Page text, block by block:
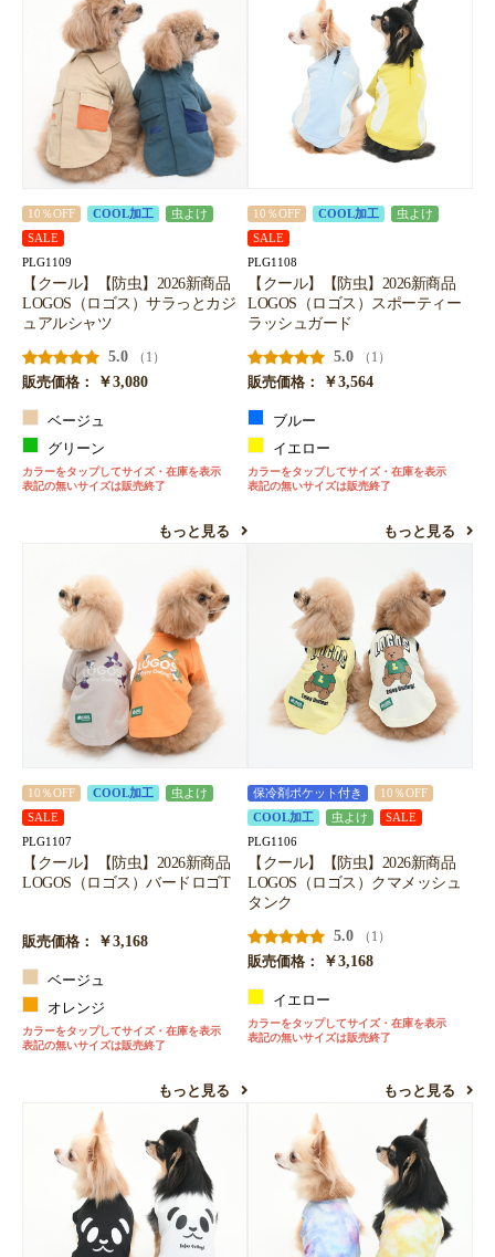
10％OFF COOL加工
虫よけ
SALE
PLG1109
【クール】【防虫】2026新商品
LOGOS（ロゴス）サラっとカジ
ュアルシャツ
5.0
（1）
販売価格：
￥3,080
ベージュ
グリーン
カラーをタップしてサイズ・在庫を表示
表記の無いサイズは販売終了
もっと見る
10％OFF COOL加工
虫よけ
SALE
PLG1108
【クール】【防虫】2026新商品
LOGOS（ロゴス）スポーティー
ラッシュガード
5.0
（1）
販売価格：
￥3,564
ブルー
イエロー
カラーをタップしてサイズ・在庫を表示
表記の無いサイズは販売終了
もっと見る
10％OFF COOL加工
虫よけ
SALE
PLG1107
【クール】【防虫】2026新商品
LOGOS（ロゴス）バードロゴT
販売価格： ￥3,168
ベージュ
オレンジ
カラーをタップしてサイズ・在庫を表示
表記の無いサイズは販売終了
もっと見る
保冷剤ポケット付き
10％OFF
COOL加工
虫よけ SALE
PLG1106
【クール】【防虫】2026新商品
LOGOS（ロゴス）クマメッシュ
タンク
5.0
（1）
販売価格：
￥3,168
イエロー
カラーをタップしてサイズ・在庫を表示
表記の無いサイズは販売終了
もっと見る